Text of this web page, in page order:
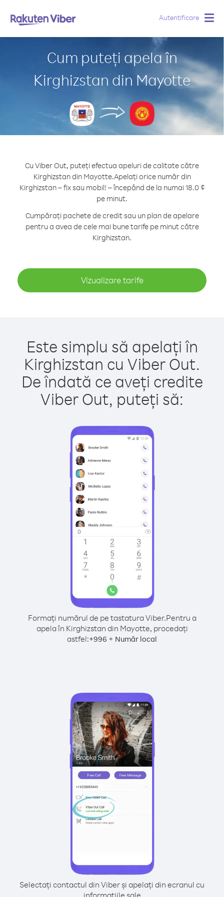
Autentificare
Cum puteți apela în
Kirghizstan din Mayotte
Cu Viber Out, puteți efectua apeluri de calitate către
Kirghizstan din Mayotte.Apelați orice număr din
Kirghizstan – fix sau mobil! – începând de la numai 18.0 ¢
pe minut.
Cumpărați pachete de credit sau un plan de apelare
pentru a avea de cele mai bune tarife pe minut către
Kirghizstan.
Vizualizare tarife
Este simplu să apelați în
Kirghizstan cu Viber Out.
De îndată ce aveți credite
Viber Out, puteți să:
Formați numărul de pe tastatura Viber.Pentru a
apela în Kirghizstan din Mayotte, procedați
astfel:+996 + Număr local
Selectați contactul din Viber și apelați din ecranul cu
informațiile sale